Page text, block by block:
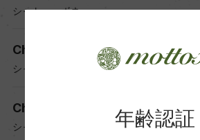
シャトー・ボネ
Chateau Beaumont
シャトー・ボーモン
Chateau Poupille
シャトー・プピーユ 年齢認証